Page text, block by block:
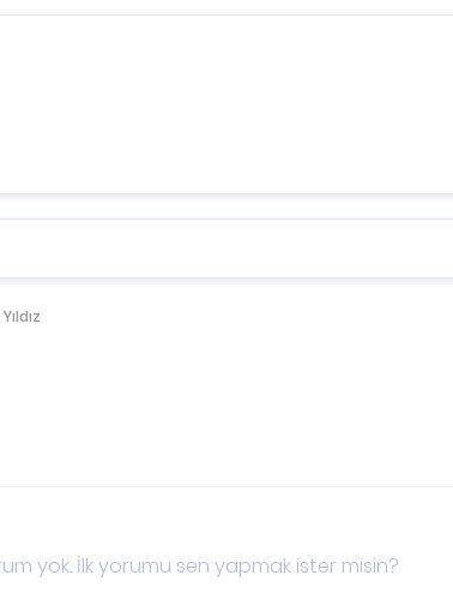
yok. İlk yorumu sen yapmak ister misin?